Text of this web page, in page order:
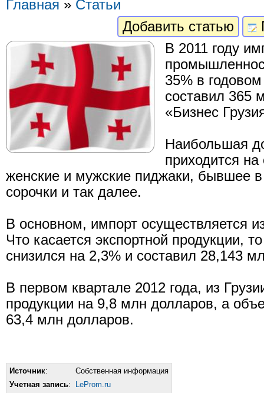
Главная » Статьи
Добавить статью
В 2011 году
35% в
составил 365
«Бизнес
Наибольшая
приходится
женские и мужские пиджаки, бывшее
сорочки и так далее.
В основном, импорт осуществляется
Что касается экспортной продукции,
снизился на 2,3% и составил 28,143
В первом квартале 2012 года, из
продукции на 9,8 млн долларов, а
63,4 млн долларов.
Источник:
Собственная информация
Учетная запись:
LeProm.ru